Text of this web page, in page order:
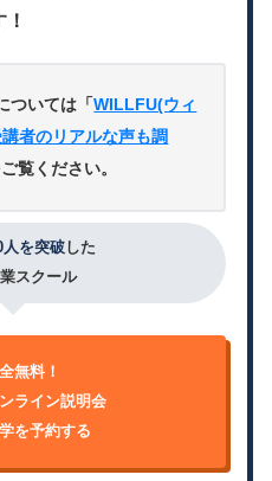
！
ついては「WILLFU(ウィ
者のリアルな声も調
ご覧ください。
を突破した
スクール
無料！
ライン説明会
を予約する